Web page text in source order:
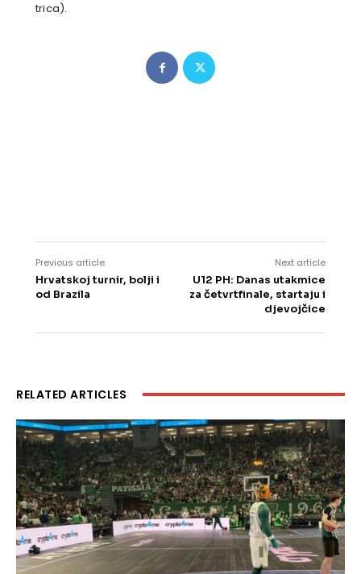
trica).
Previous article
Hrvatskoj turnir, bolji i
od Brazila
Next article
U12 PH: Danas utakmice
za četvrtfinale, startaju i
djevojčice
RELATED ARTICLES